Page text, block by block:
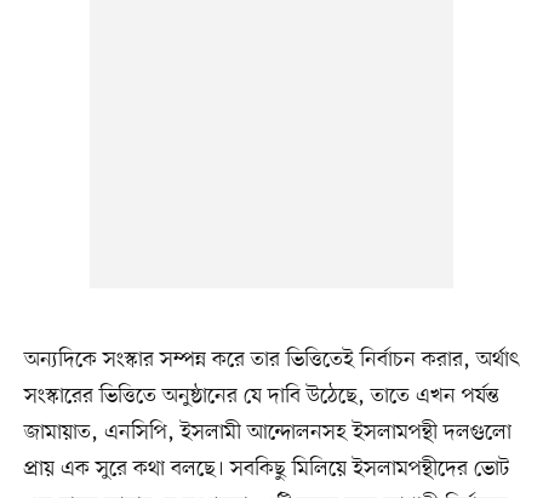
অন্যদিকে সংস্কার সম্পন্ন করে তার ভিত্তিতেই নির্বাচন করার, অর্থাৎ
সংস্কারের ভিত্তিতে অনুষ্ঠানের যে দাবি উঠেছে, তাতে এখন পর্যন্ত
জামায়াত, এনসিপি, ইসলামী আন্দোলনসহ ইসলামপন্থী দলগুলো
প্রায় এক সুরে কথা বলছে। সবকিছু মিলিয়ে ইসলামপন্থীদের ভোট